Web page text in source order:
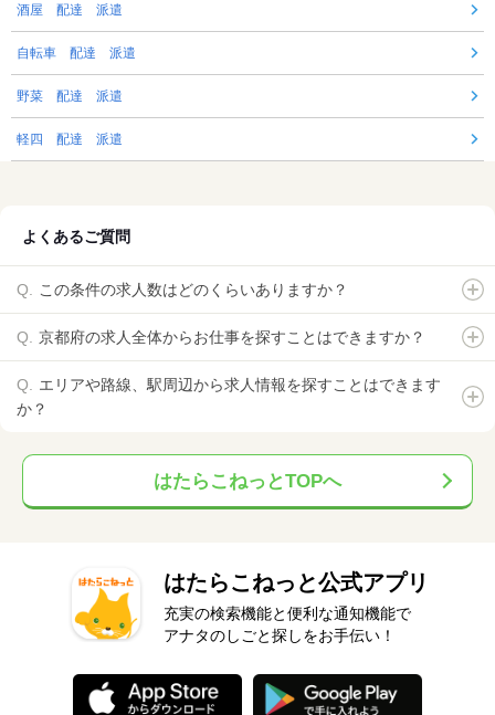
酒屋 配達 派遣
自転車 配達 派遣
野菜 配達 派遣
軽四 配達 派遣
よくあるご質問
この条件の求人数はどのくらいありますか？
京都府の求人全体からお仕事を探すことはできますか？
エリアや路線、駅周辺から求人情報を探すことはできます
か？
はたらこねっとTOPへ
はたらこねっと公式アプリ
充実の検索機能と便利な通知機能で
アナタのしごと探しをお手伝い！